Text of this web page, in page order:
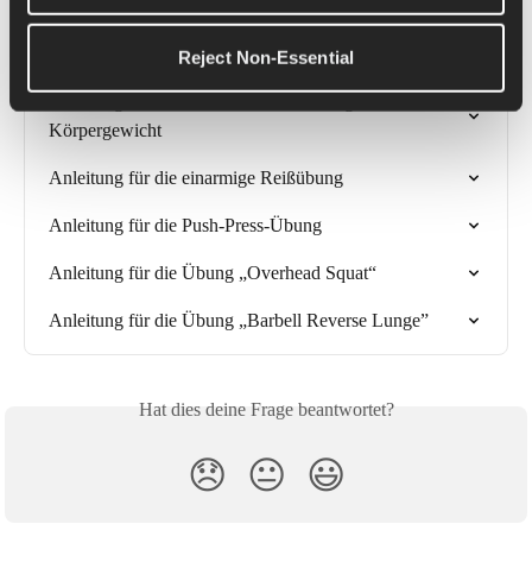
Reject Non-Essential
Verwandte Artikel
Körpergewicht
Anleitung für die einarmige Reißübung
Anleitung für die Push-Press-Übung
Anleitung für die Übung „Overhead Squat“
Anleitung für die Übung „Barbell Reverse Lunge”
Hat dies deine Frage beantwortet?
😞 😐 😃